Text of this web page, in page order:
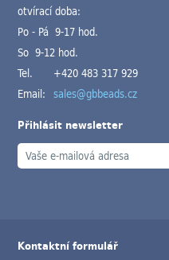
otvírací doba:
Po - Pá 9-17 hod.
So 9-12 hod.
Tel.
+420 483 317 929
Email: sales@gbbeads.cz
Přihlásit newsletter
Kontaktní formulář